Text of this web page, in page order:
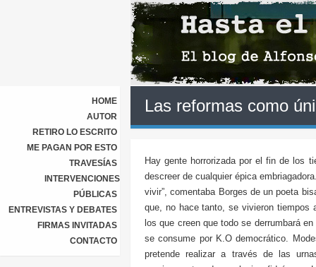
HOME
AUTOR
RETIRO LO ESCRITO
ME PAGAN POR ESTO
TRAVESÍAS
INTERVENCIONES
PÚBLICAS
ENTREVISTAS Y DEBATES
FIRMAS INVITADAS
CONTACTO
Las reformas como
Hay gente horrorizada por el fin de los
descreer de cualquier épica
vivir”, comentaba Borges de un poeta
que, no hace tanto, se vivieron tiempos
los que creen que todo se derrumbará
se consume por K.O democrático.
pretende realizar a través de las